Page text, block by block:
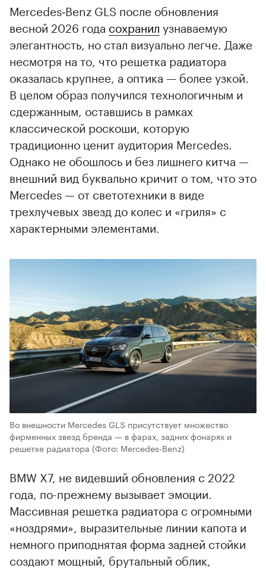
Mercedes‑Benz GLS после обновления
весной 2026 года сохранил узнаваемую
элегантность, но стал визуально легче. Даже
несмотря на то, что решетка радиатора
оказалась крупнее, а оптика — более узкой.
В целом образ получился технологичным и
сдержанным, оставшись в рамках
классической роскоши, которую
традиционно ценит аудитория Mercedes.
Однако не обошлось и без лишнего китча —
внешний вид буквально кричит о том, что это
Mercedes — от светотехники в виде
трехлучевых звезд до колес и «гриля» с
характерными элементами.
Во внешности Mercedes GLS присутствует множество
фирменных звезд бренда — в фарах, задних фонарях и
решетке радиатора (Фото: Mercedes‑Benz)
BMW X7, не видевший обновления с 2022
года, по-прежнему вызывает эмоции.
Массивная решетка радиатора с огромными
«ноздрями», выразительные линии капота и
немного приподнятая форма задней стойки
создают мощный, брутальный облик,